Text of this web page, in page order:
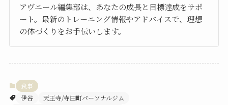
アヴニール編集部は、あなたの成長と目標達成をサポ
ート。最新のトレーニング情報やアドバイスで、理想
の体づくりをお手伝いします。
食事
伊谷
天王寺/寺田町パーソナルジム